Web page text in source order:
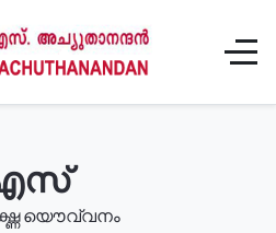
യൌവ്വനം